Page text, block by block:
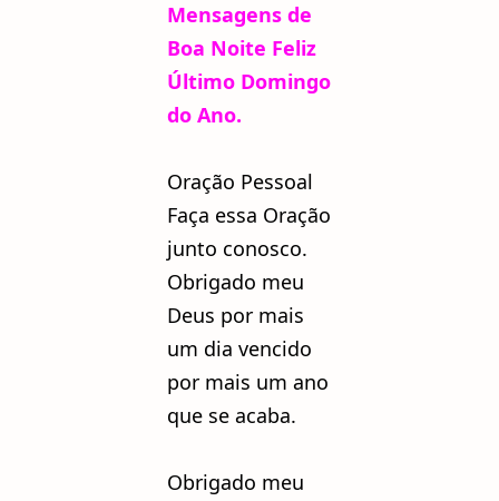
Mensagens de
Boa Noite Feliz
Último Domingo
do Ano.
Oração Pessoal
Faça essa Oração
junto conosco.
Obrigado meu
Deus por mais
um dia vencido
por mais um ano
que se acaba.
Obrigado meu